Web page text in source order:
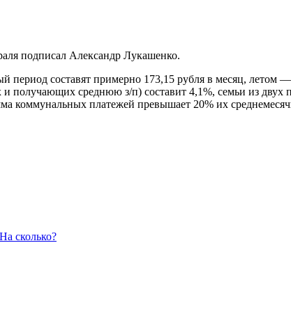
подписал Александр Лукашенко.
период составят примерно 173,15 рубля в месяц,
и получающих среднюю з/п) составит 4,1%, семьи из
коммунальных платежей превышает 20% их
сколько?